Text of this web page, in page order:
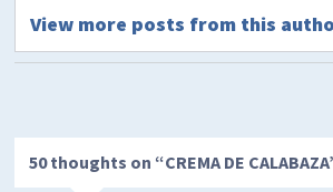
View more posts from this
50 thoughts on “CREMA DE CALABAZA